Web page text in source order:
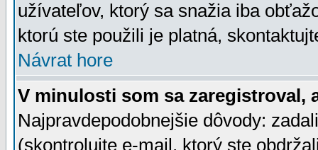
užívateľov, ktorý sa snažia iba
ktorú ste použili je platná,
Návrat hore
V minulosti som sa zaregistroval,
Najpravdepodobnejšie dôvody:
(skontrolujte e-mail, ktorý ste